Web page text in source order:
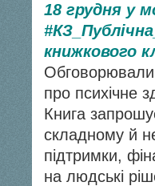
18 грудня у
книжкового
про психічне
Книга
складному й
підтримки,
на людські